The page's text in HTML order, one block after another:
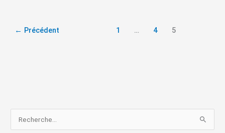
← Précédent 1 … 4 5